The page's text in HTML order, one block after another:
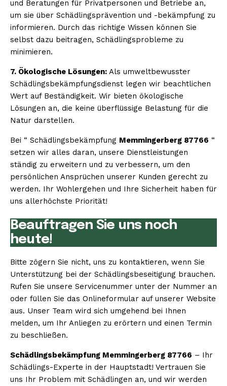
und Beratungen für Privatpersonen und Betriebe an,
um sie über Schädlingsprävention und -bekämpfung zu
informieren. Durch das richtige Wissen können Sie
selbst dazu beitragen, Schädlingsprobleme zu
minimieren.
7. Ökologische Lösungen: Als umweltbewusster
Schädlingsbekämpfungsdienst legen wir beachtlichen
Wert auf Beständigkeit. Wir bieten ökologische
Lösungen an, die keine überflüssige Belastung für die
Natur darstellen.
Bei “ Schädlingsbekämpfung Memmingerberg 87766 “
setzen wir alles daran, unsere Dienstleistungen
ständig zu erweitern und zu verbessern, um den
persönlichen Ansprüchen unserer Kunden gerecht zu
werden. Ihr Wohlergehen und Ihre Sicherheit haben für
uns allerhöchste Priorität!
Beauftragen Sie uns noch
heute!
Bitte zögern Sie nicht, uns zu kontaktieren, wenn Sie
Unterstützung bei der Schädlingsbeseitigung brauchen.
Rufen Sie unsere Servicenummer unter der Nummer an
oder füllen Sie das Onlineformular auf unserer Website
aus. Unser Team wird sich umgehend bei Ihnen
melden, um Ihr Anliegen zu erörtern und einen Termin
zu beschließen.
Schädlingsbekämpfung Memmingerberg 87766 – Ihr
Schädlings-Experte in der Hauptstadt! Vertrauen Sie
uns Ihr Problem mit Schädlingen an, und wir werden